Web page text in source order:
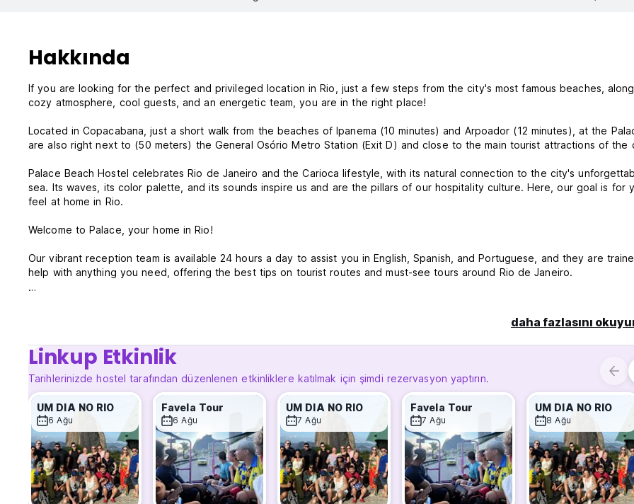
Hakkında
If you are looking for the perfect and privileged location in Rio, just a few steps from the city's most famous beaches,
cozy atmosphere, cool guests, and an energetic team, you are in the right place!
Located in Copacabana, just a short walk from the beaches of Ipanema (10 minutes) and Arpoador (12 minutes), at the
are also right next to (50 meters) the General Osório Metro Station (Exit D) and close to the main tourist attractions of the
Palace Beach Hostel celebrates Rio de Janeiro and the Carioca lifestyle, with its natural connection to the city's
sea. Its waves, its color palette, and its sounds inspire us and are the pillars of our hospitality culture. Here, our goal is for
feel at home in Rio.
Welcome to Palace, your home in Rio!
Our vibrant reception team is available 24 hours a day to assist you in English, Spanish, and Portuguese, and they are
help with anything you need, offering the best tips on tourist routes and must-see tours around Rio de Janeiro.
We also have perfect common areas to make new friends, several individual bathroom stalls, and a fully equipped kitchen
disposal (except for frying). For your convenience, bath and beach towels are available for rent.
Palace Beach Hostel Policy and Conditions:
Cancellation policy: 7 days before arrival. In case of a late cancellation or No Show, you will be
charged the first night of your stay.
Special cancelation polity:
New Year's : From December 25th, 2025 to January 7th, 2026 non-refundable policy and 100% prepayment required.
Carnival: From February 15th to February 21st, 2026 non-refundable policy and 100% prepayment required.
daha fazlasını
Linkup Etkinlik
Tarihlerinizde hostel tarafından düzenlenen etkinliklere katılmak için şimdi rezervasyon yaptırın.
UM DIA NO RIO
6 Ağu
Favela Tour
6 Ağu
UM DIA NO RIO
7 Ağu
Favela Tour
7 Ağu
UM DIA NO RIO
8 Ağu